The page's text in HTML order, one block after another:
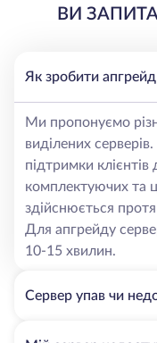
ВИ
Як зробити
Ми пропонуємо
виділених
підтримки
комплектуючих та
здійснюється
Для апгрейду
10-15 хвилин.
Сервер упав чи